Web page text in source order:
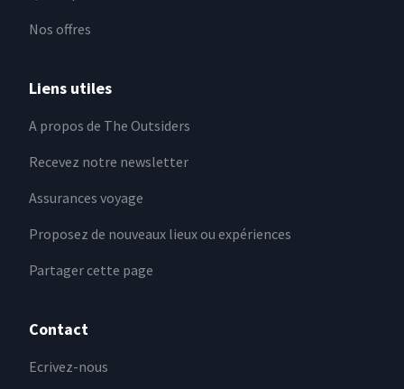
Nos offres
Liens utiles
A propos de The Outsiders
Recevez notre newsletter
Assurances voyage
Proposez de nouveaux lieux ou expériences
Partager cette page
Contact
Ecrivez-nous